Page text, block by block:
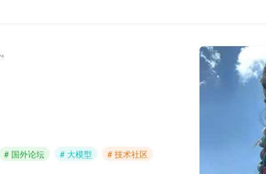
# 国外论坛 # 大模型 # 技术社区